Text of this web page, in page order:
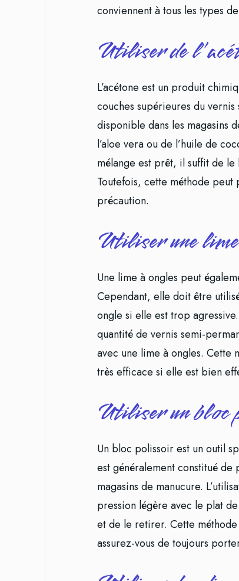
conviennent à tous les types
Utiliser de
L’acétone est un produit
couches supérieures du
disponible dans les magasins
l’aloe vera ou de l’huile de
mélange est prêt, il suffit de
Toutefois, cette méthode
précaution.
Utiliser une
Une lime à ongles peut
Cependant, elle doit être
ongle si elle est trop
quantité de vernis semi-
avec une lime à ongles. Cette
très efficace si elle est bien
Utiliser un bloc
Un bloc polissoir est un outil
est généralement constitué de
magasins de manucure.
pression légère avec le plat
et de le retirer. Cette
assurez-vous de toujours